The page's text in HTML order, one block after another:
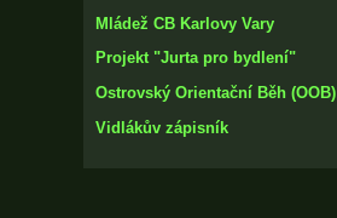
Mládež CB Karlovy Vary
Projekt "Jurta pro bydlení"
Ostrovský Orientační Běh (OOB)
Vidlákův zápisník